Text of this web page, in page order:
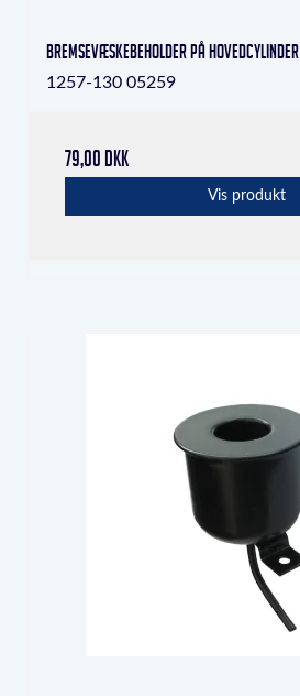
bremsevæskebeholder på hovedcylinder
1257-130 05259
79,00 DKK
Vis produkt